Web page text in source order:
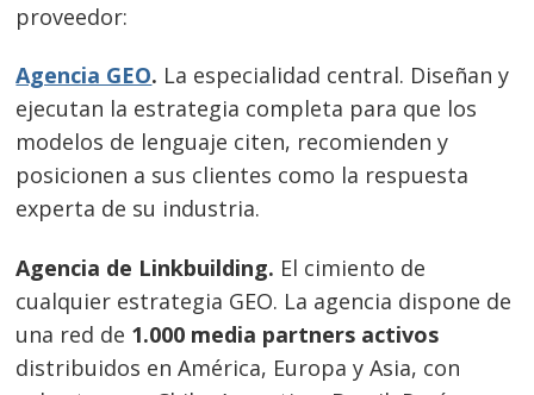
proveedor:
Agencia GEO. La especialidad central. Diseñan y
ejecutan la estrategia completa para que los
modelos de lenguaje citen, recomienden y
posicionen a sus clientes como la respuesta
experta de su industria.
Agencia de Linkbuilding. El cimiento de
cualquier estrategia GEO. La agencia dispone de
una red de 1.000 media partners activos
distribuidos en América, Europa y Asia, con